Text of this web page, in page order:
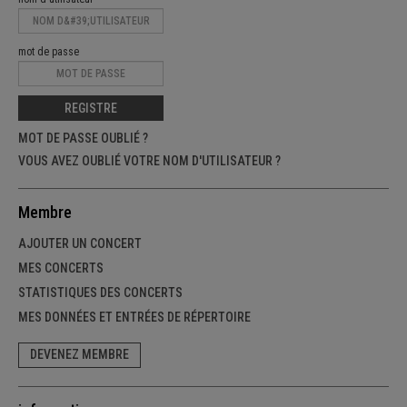
mot de passe
REGISTRE
MOT DE PASSE OUBLIÉ ?
VOUS AVEZ OUBLIÉ VOTRE NOM D'UTILISATEUR ?
Membre
AJOUTER UN CONCERT
MES CONCERTS
STATISTIQUES DES CONCERTS
MES DONNÉES ET ENTRÉES DE RÉPERTOIRE
DEVENEZ MEMBRE